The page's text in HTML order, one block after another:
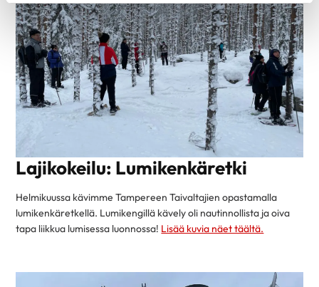
Lajikokeilu: Lumikenkäretki
Helmikuussa kävimme Tampereen Taivaltajien opastamalla
lumikenkäretkellä. Lumikengillä kävely oli nautinnollista ja oiva
tapa liikkua lumisessa luonnossa! Lisää kuvia näet täältä.